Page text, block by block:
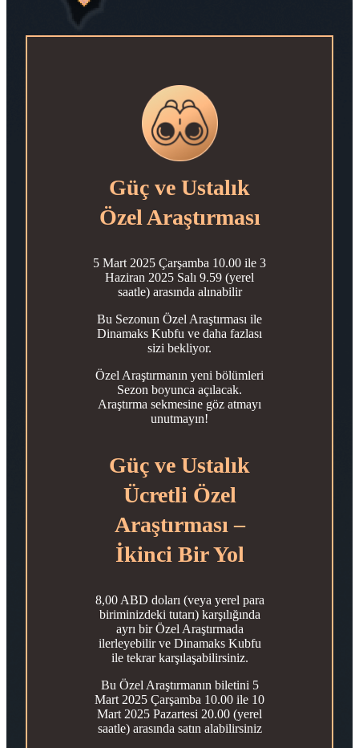
Güç ve Ustalık
Özel Araştırması
5 Mart 2025 Çarşamba 10.00 ile 3
Haziran 2025 Salı 9.59 (yerel
saatle) arasında alınabilir
Bu Sezonun Özel Araştırması ile
Dinamaks Kubfu ve daha fazlası
sizi bekliyor.
Özel Araştırmanın yeni bölümleri
Sezon boyunca açılacak.
Araştırma sekmesine göz atmayı
unutmayın!
Güç ve Ustalık
Ücretli Özel
Araştırması –
İkinci Bir Yol
8,00 ABD doları (veya yerel para
biriminizdeki tutarı) karşılığında
ayrı bir Özel Araştırmada
ilerleyebilir ve Dinamaks Kubfu
ile tekrar karşılaşabilirsiniz.
Bu Özel Araştırmanın biletini 5
Mart 2025 Çarşamba 10.00 ile 10
Mart 2025 Pazartesi 20.00 (yerel
saatle) arasında satın alabilirsiniz